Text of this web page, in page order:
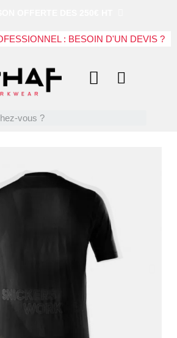
: BESOIN D'UN DEVIS ?